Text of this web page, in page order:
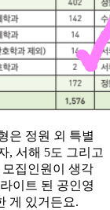
은 정원 외 특별
, 서해 5도 그리고
집인원이 생각
이트 된 공인영
게 있거든요.